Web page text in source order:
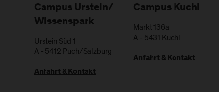
Campus Urstein/
Wissenspark
Urstein Süd 1
A - 5412 Puch/Salzburg
Anfahrt & Kontakt
Campus Kuchl
Markt 136a
A - 5431 Kuchl
Anfahrt & Kontakt